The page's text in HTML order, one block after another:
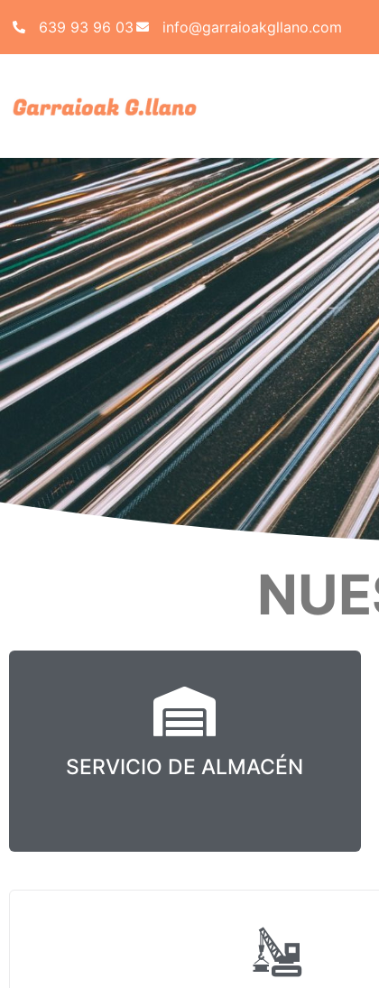
639 93 96 03 info@garraioakgllano.com
SERVICIO DE ALMACÉN